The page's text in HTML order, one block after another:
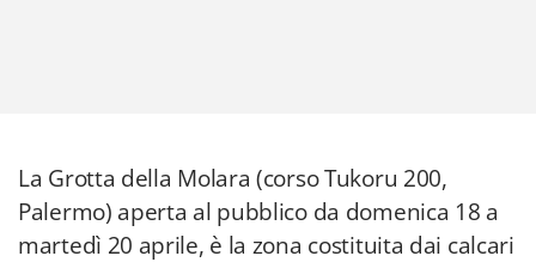
La Grotta della Molara (corso Tukoru 200,
Palermo) aperta al pubblico da domenica 18 a
martedì 20 aprile, è la zona costituita dai calcari